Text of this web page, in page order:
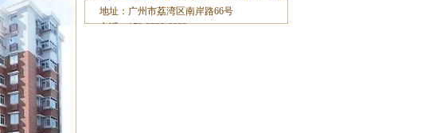
地址：广州市荔湾区南岸路66号
电话：153-2233-8929